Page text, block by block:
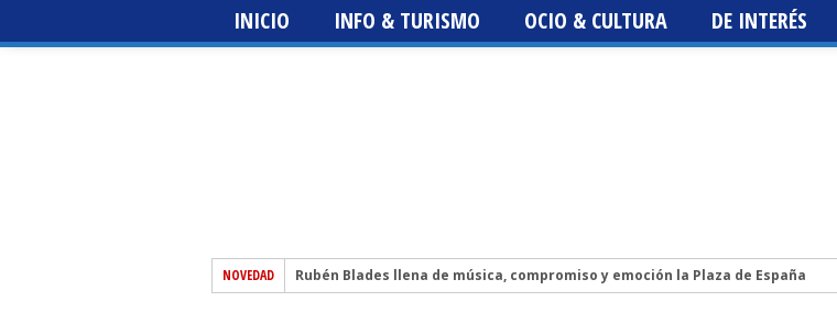
INICIO INFO & TURISMO OCIO & CULTURA DE INTERÉS
NOVEDAD
Rubén Blades llena de música, compromiso y emoción la Plaza de España